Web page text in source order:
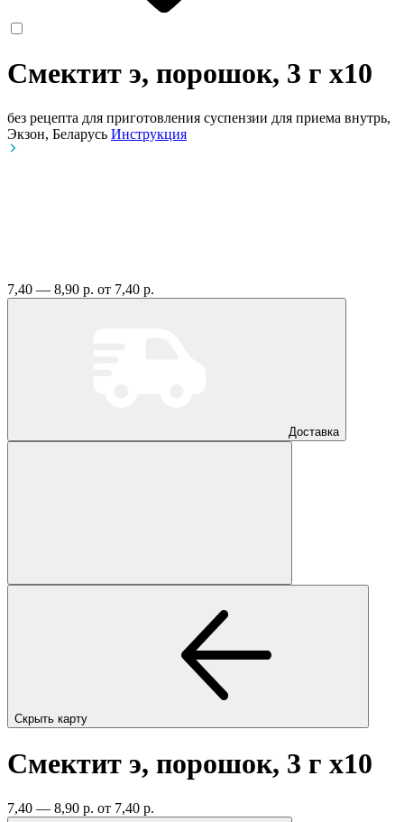
Смектит э, порошок, 3 г x10
без рецепта для приготовления суспензии для приема внутрь,
Экзон, Беларусь Инструкция
7,40 — 8,90 р. от 7,40 р.
Доставка
Скрыть карту
Смектит э, порошок, 3 г x10
7,40 — 8,90 р. от 7,40 р.